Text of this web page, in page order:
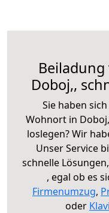
Doboj,,
Sie haben
Wohnort in
loslegen? Wir
Unser Service
schnelle
, egal ob es
Firmenumzug,
oder